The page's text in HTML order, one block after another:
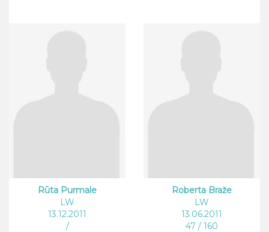
Rūta Purmale
LW
13.12.2011
/
Roberta Braže
LW
13.06.2011
47 / 160